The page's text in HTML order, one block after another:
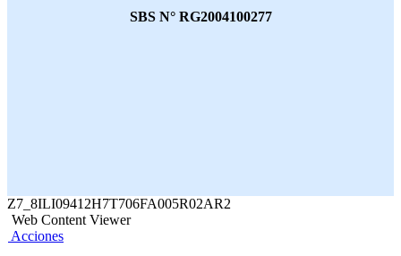
SBS N° RG2004100277
Z7_8ILI09412H7T706FA005R02AR2
Web Content Viewer
Acciones